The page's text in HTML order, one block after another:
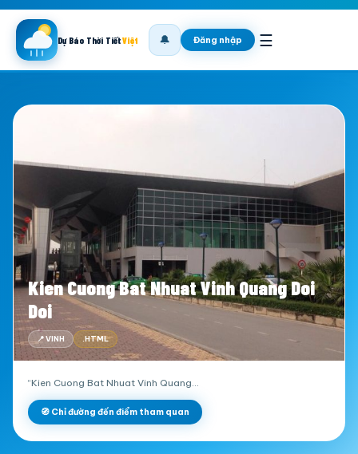
Dự Báo Thời TiếtViệt 🔔 Đăng nhập ☰
Kien Cuong Bat Nhuat Vinh Quang Doi
Doi
📍 VINH .HTML
“Kien Cuong Bat Nhuat Vinh Quang…
🧭 Chỉ đường đến điểm tham quan